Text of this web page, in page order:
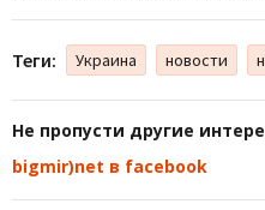
Теги: Украина новости
Не пропусти другие
bigmir)net в facebook